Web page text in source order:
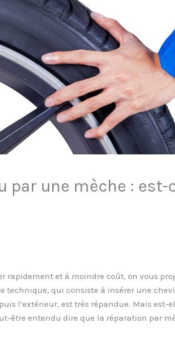
par une mèche : est-
rapidement et à moindre coût, on vous
technique, qui consiste à insérer une
l’extérieur, est très répandue. Mais est-
être entendu dire que la réparation par